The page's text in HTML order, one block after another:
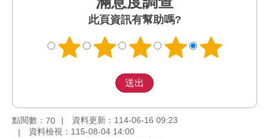
此頁資訊有幫助嗎?
點閱數： 70
資料更新：114-06-16 09:23
資料檢視：115-08-04 14:00